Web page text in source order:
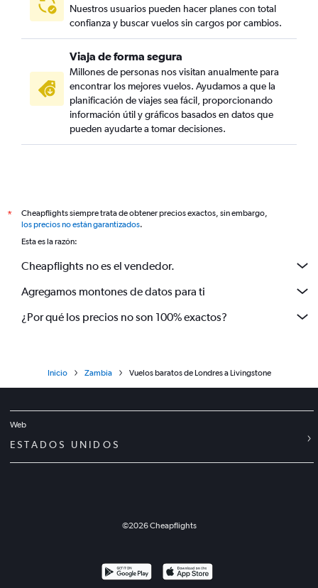
Nuestros usuarios pueden hacer planes con total
confianza y buscar vuelos sin cargos por cambios.
Viaja de forma segura
Millones de personas nos visitan anualmente para
encontrar los mejores vuelos. Ayudamos a que la
planificación de viajes sea fácil, proporcionando
información útil y gráficos basados en datos que
pueden ayudarte a tomar decisiones.
*
Cheapflights siempre trata de obtener precios exactos, sin embargo,
los precios no están garantizados.
Esta es la razón:
Cheapflights no es el vendedor.
Agregamos montones de datos para ti
¿Por qué los precios no son 100% exactos?
Inicio Zambia Vuelos baratos de Londres a Livingstone
Web
ESTADOS UNIDOS
©2026Cheapflights